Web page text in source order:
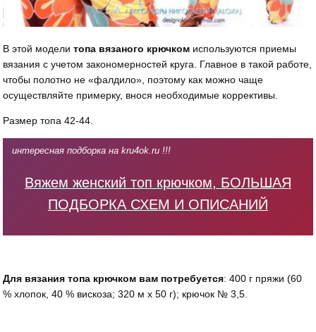
В этой модели топа вязаного крючком используются приемы
вязания с учетом закономерностей круга. Главное в такой работе,
чтобы полотно не «фалдило», поэтому как можно чаще
осуществляйте примерку, внося необходимые коррективы.
Размер топа 42-44.
интересная подборка на kru4ok.ru !!!
Вяжем женский топ крючком, БОЛЬШАЯ
ПОДБОРКА СХЕМ И ОПИСАНИЙ
Для вязания топа крючком вам потребуется: 400 г пряжи (60
% хлопок, 40 % вискоза; 320 м х 50 г); крючок № 3,5.